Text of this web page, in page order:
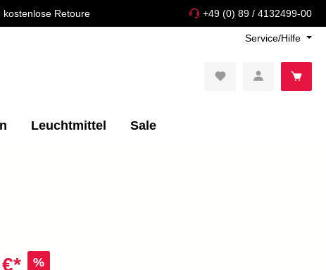
kostenlose Retoure +49 (0) 89 / 4132499-00
Service/Hilfe
Leuchtmittel Sale
%